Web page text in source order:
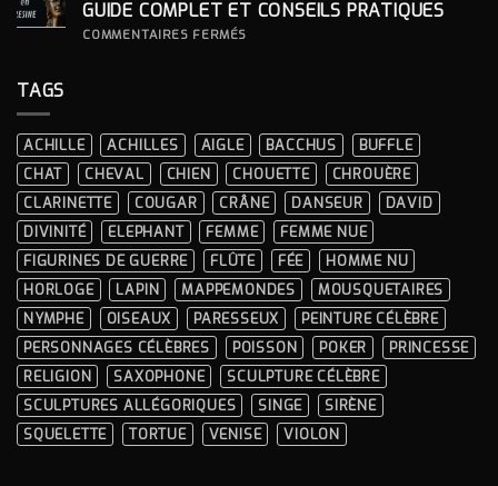
STATUE
À
GUIDE COMPLET ET CONSEILS PRATIQUES
COMMENTAIRES FERMÉS
?
GUIDE
COMPLET
ET
CONSEILS
PRATIQUES
TAGS
ACHILLE ACHILLES AIGLE BACCHUS
BUFFLE
CHAT
CHEVAL CHIEN CHOUETTE
CHROUÈRE
CLARINETTE
COUGAR CRÂNE DANSEUR
DAVID
DIVINITÉ
ELEPHANT FEMME
FEMME NUE
FIGURINES DE GUERRE
FLÛTE FÉE
HOMME NU
HORLOGE
LAPIN MAPPEMONDES
MOUSQUETAIRES
NYMPHE
OISEAUX PARESSEUX
PEINTURE CÉLÈBRE
PERSONNAGES CÉLÈBRES
POISSON POKER
PRINCESSE
RELIGION
SAXOPHONE
SCULPTURE CÉLÈBRE
SCULPTURES ALLÉGORIQUES
SINGE
SIRÈNE
SQUELETTE
TORTUE VENISE VIOLON